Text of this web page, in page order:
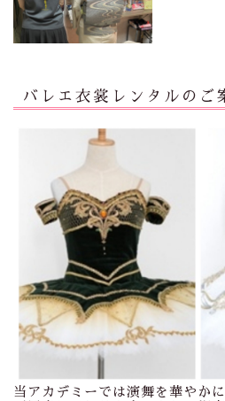
バレエ衣裳レンタルのご
当アカデミーでは演舞を華やか